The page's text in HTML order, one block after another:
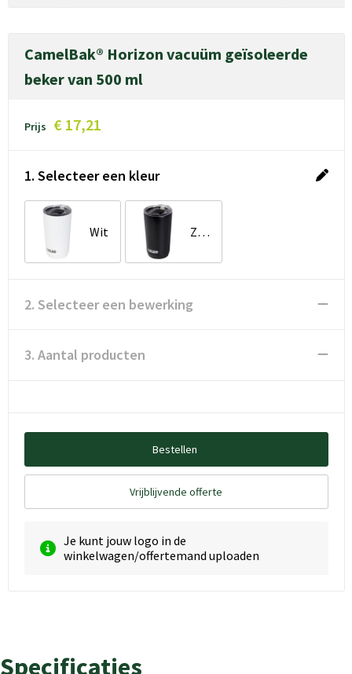
CamelBak® Horizon vacuüm geïsoleerde
beker van 500 ml
Prijs € 17,21
1. Selecteer een kleur
Wit Zwart
2. Selecteer een bewerking
3. Aantal producten
Bestellen
Vrijblijvende offerte
Je kunt jouw logo in de
winkelwagen/offertemand uploaden
Specificaties